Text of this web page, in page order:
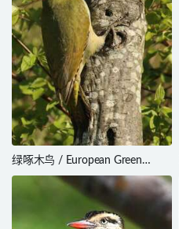
绿啄木鸟 / European Green
Woodpecker / Picus viridis